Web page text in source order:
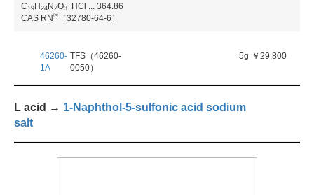
C 1 9H24N2O3 ･HCl
364.86
CAS RN® ［32780-64-6］
46260-
1A
TFS（46260-
0050）
5g ￥29,800
L acid → 1-Naphthol-5-sulfonic acid sodium
salt